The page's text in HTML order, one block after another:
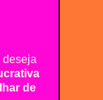
deseja
de